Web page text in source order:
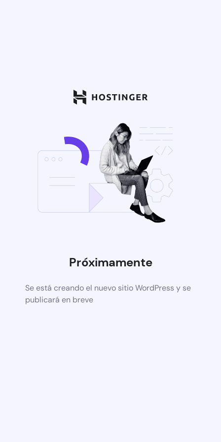
Próximamente
Se está creando el nuevo sitio WordPress y se
publicará en breve